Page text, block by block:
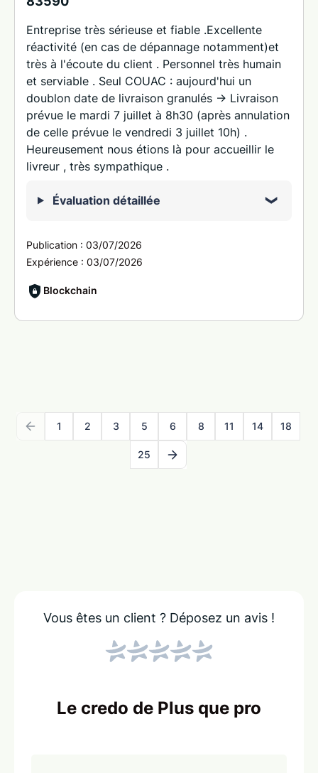
Entreprise très sérieuse et fiable .Excellente
réactivité (en cas de dépannage notamment)et
très à l'écoute du client . Personnel très humain
et serviable . Seul COUAC : aujourd'hui un
doublon date de livraison granulés -> Livraison
prévue le mardi 7 juillet à 8h30 (après annulation
de celle prévue le vendredi 3 juillet 10h) .
Heureusement nous étions là pour accueillir le
livreur , très sympathique .
Évaluation détaillée
Publication : 03/07/2026
Expérience : 03/07/2026
Blockchain
1 2 3 5 6 8 11 14 18
25
Vous êtes un client ? Déposez un avis !
Le credo de Plus que pro